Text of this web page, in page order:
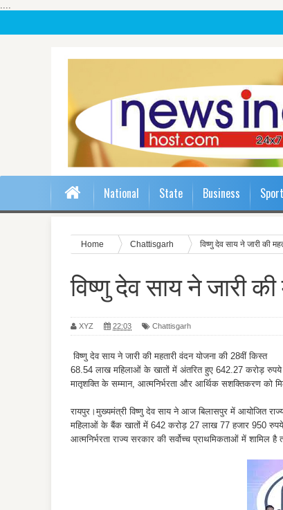
....
National State Business
Home Chattisgarh विष्णु देव साय ने जारी की
विष्णु देव साय ने जारी
XYZ 22:03 Chattisgarh
विष्णु देव साय ने जारी की महतारी वंदन योजना की 28वीं किस्त
68.54 लाख महिलाओं के खातों में अंतरित हुए 642.27 करोड़ रुपये
मातृशक्ति के सम्मान, आत्मनिर्भरता और आर्थिक सशक्तिकरण को
रायपुर।मुख्यमंत्री विष्णु देव साय ने आज बिलासपुर में आयोजित
महिलाओं के बैंक खातों में 642 करोड़ 27 लाख 77 हजार 950
आत्मनिर्भरता राज्य सरकार की सर्वोच्च प्राथमिकताओं में शामिल